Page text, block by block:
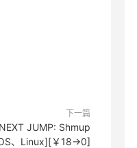
下一篇
JUMP: Shmup
、Linux][￥18→0]